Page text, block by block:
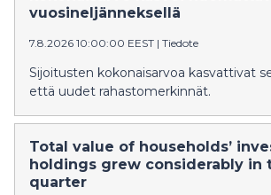
vuosineljänneksellä
7.8.2026 10:00:00 EEST | Tiedote
Sijoitusten kokonaisarvoa kasvattivat
että uudet rahastomerkinnät.
Total value of households’
holdings grew considerably in
quarter